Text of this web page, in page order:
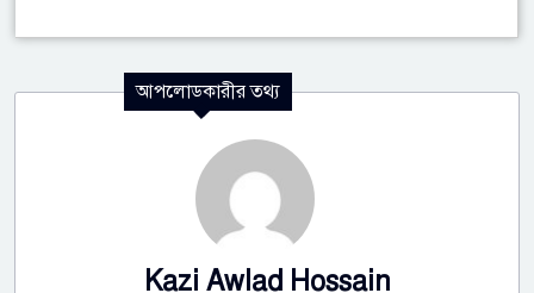
আপলোডকারীর তথ্য
Kazi Awlad Hossain